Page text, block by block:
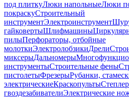
под плиткуЛюки напольныеЛюки
покраскуСтроительный
инструментЭлектроинструмент
гайковертыШлифмашины
пилыПерфораторы, отбойные
молоткиЭлектролобзикиДрели
миксерыДальномеры
инструментыСтроительные фены
пистолетыФрезерыРубанки,
электрическиеКраскопульты
гвоздезабивателиЭлектрические